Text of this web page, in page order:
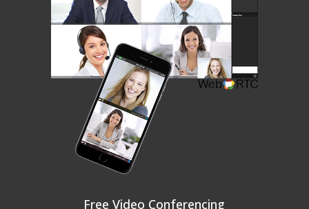
Free Video Conferencing